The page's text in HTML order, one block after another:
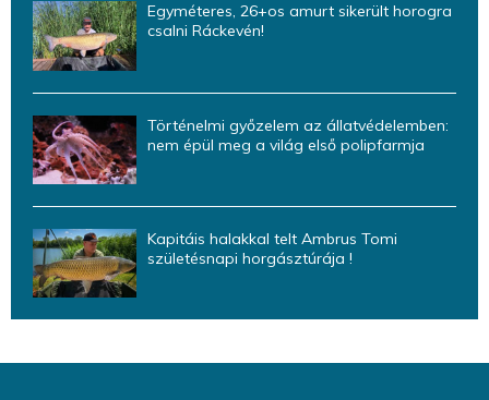
Egyméteres, 26+os amurt sikerült horogra
csalni Ráckevén!
Történelmi győzelem az állatvédelemben:
nem épül meg a világ első polipfarmja
Kapitáis halakkal telt Ambrus Tomi
születésnapi horgásztúrája !